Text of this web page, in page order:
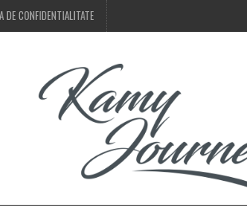
DE CONFIDENTIALITATE